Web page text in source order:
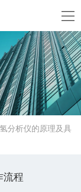
分析仪的原理及具
流程